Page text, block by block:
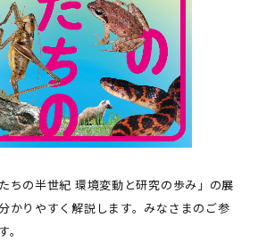
ちの半世紀 環境変動と研究の歩み」の展
かりやすく解説します。みなさまのご参
。